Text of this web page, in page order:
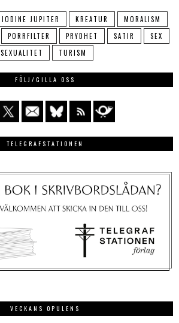
IODINE JUPITER KREATUR
MORALISM
PORRFILTER PRYDHET SATIR
SEX
SEXUALITET
TURISM
FÖLJ/GILLA OSS
TELEGRAFSTATIONEN
VECKANS OPULENS